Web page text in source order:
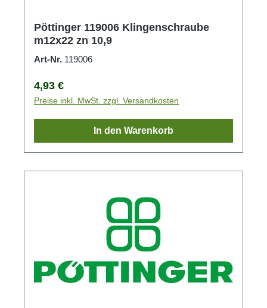
Pöttinger 119006 Klingenschraube
m12x22 zn 10,9
Art-Nr. 119006
Regulärer Preis:
4,93 €
Preise inkl. MwSt. zzgl. Versandkosten
In den Warenkorb